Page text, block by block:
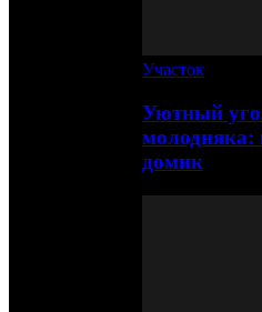
Участок
Уютный
молодняка:
домик